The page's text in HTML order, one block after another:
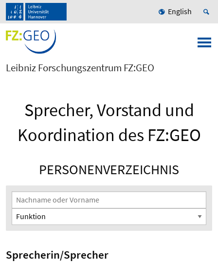
English
Leibniz Forschungszentrum FZ:GEO
Sprecher, Vorstand und
Koordination des FZ:GEO
PERSONENVERZEICHNIS
Suchfilter
Nachname oder Vorname
Funktion
Sprecherin/Sprecher